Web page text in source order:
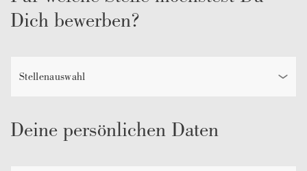
Dich bewerben?
Deine persönlichen Daten